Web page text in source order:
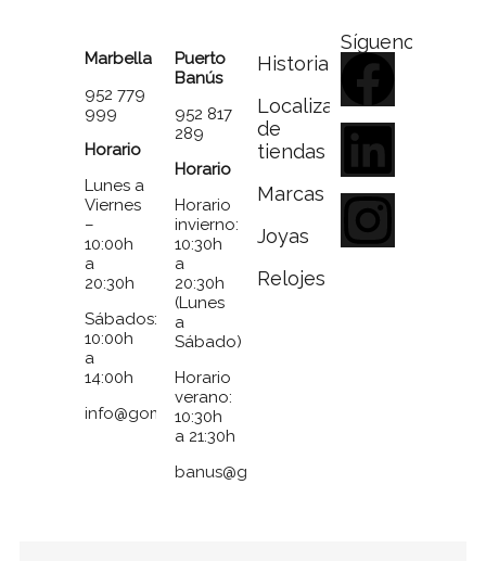
Marbella
952 779
999
Horario
Lunes a
Viernes
–
10:00h
a
20:30h
Sábados:
10:00h
a
14:00h
info@gomezymolina.com
Puerto
Banús
952 817
289
Horario
Horario
invierno:
10:30h
a
20:30h
(Lunes
a
Sábado)
Horario
verano:
10:30h
a 21:30h
banus@gomezymolina.com
Historia
Localizador
de
tiendas
Marcas
Joyas
Relojes
Síguenos